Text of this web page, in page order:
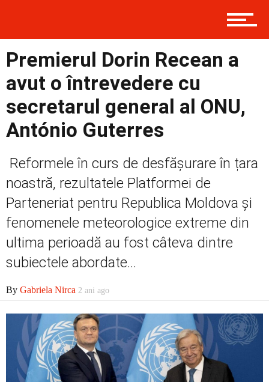
Social
Economic
Contact
Premierul Dorin Recean a
avut o întrevedere cu
secretarul general al ONU,
António Guterres
Reformele în curs de desfășurare în țara
noastră, rezultatele Platformei de
Parteneriat pentru Republica Moldova și
fenomenele meteorologice extreme din
ultima perioadă au fost câteva dintre
subiectele abordate...
By Gabriela Nirca 2 ani ago